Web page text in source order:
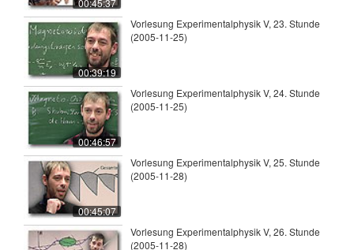
00:45:37
00:39:19
Vorlesung Experimentalphysik V, 23. Stunde
(2005-11-25)
00:46:57
Vorlesung Experimentalphysik V, 24. Stunde
(2005-11-25)
00:45:07
Vorlesung Experimentalphysik V, 25. Stunde
(2005-11-28)
Vorlesung Experimentalphysik V, 26. Stunde
(2005-11-28)